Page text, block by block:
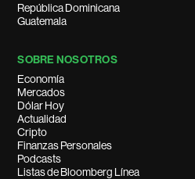
República Dominicana
Guatemala
SOBRE NOSOTROS
Economía
Mercados
Dólar Hoy
Actualidad
Cripto
Finanzas Personales
Podcasts
Listas de Bloomberg Línea